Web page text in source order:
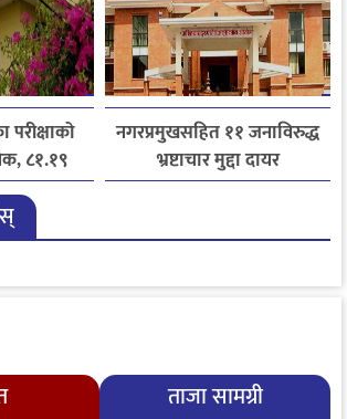
परीक्षाको
८१.१९
उत्तीर्ण
नगरप्रमुखसहित ११ जनाविरुद्ध
भ्रष्टाचार मुद्दा दायर
ताजा सामग्री